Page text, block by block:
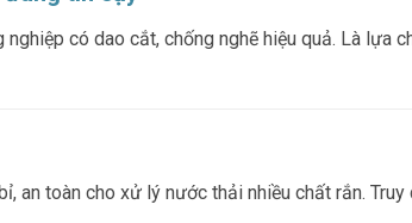
có dao cắt, chống nghẽ hiệu quả. Là lựa
an toàn cho xử lý nước thải nhiều chất rắn. Truy